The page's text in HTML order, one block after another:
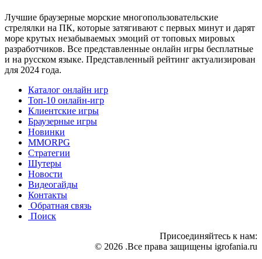
Лучшие браузерные морские многопользовательские
стрелялки на ПК, которые затягивают с первых минут и дарят
море крутых незабываемых эмоций от топовых мировых
разработчиков. Все представленные онлайн игры бесплатные
и на русском языке. Представленный рейтинг актуализирован
для 2024 года.
Каталог онлайн игр
Топ-10 онлайн-игр
Клиентские игры
Браузерные игры
Новинки
MMORPG
Стратегии
Шутеры
Новости
Видеогайды
Контакты
Обратная связь
Поиск
Присоединяйтесь к нам:
© 2026 .Все права защищены igrofania.ru